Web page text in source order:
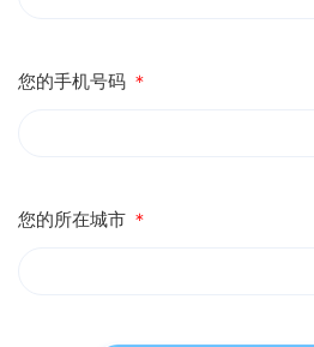
您的手机号码 ＊
您的所在城市 ＊